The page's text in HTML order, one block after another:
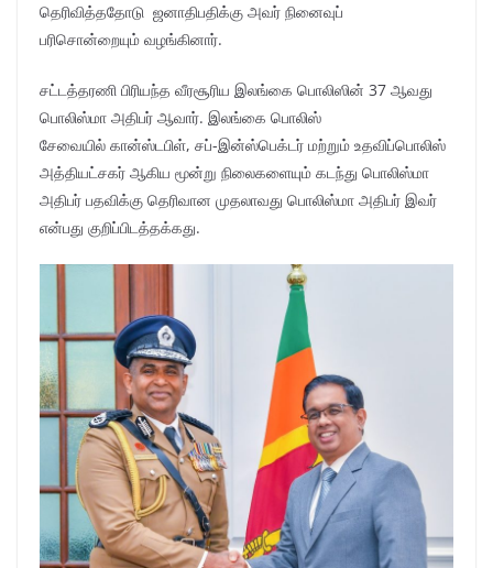
தெரிவித்ததோடு ஜனாதிபதிக்கு அவர் நினைவுப்
பரிசொன்றையும் வழங்கினார்.
சட்டத்தரணி பிரியந்த வீரசூரிய இலங்கை பொலிஸின் 37 ஆவது
பொலிஸ்மா அதிபர் ஆவார். இலங்கை பொலிஸ்
சேவையில் கான்ஸ்டபிள், சப்-இன்ஸ்பெக்டர் மற்றும் உதவிப்பொலிஸ்
அத்தியட்சகர் ஆகிய மூன்று நிலைகளையும் கடந்து பொலிஸ்மா
அதிபர் பதவிக்கு தெரிவான முதலாவது பொலிஸ்மா அதிபர் இவர்
என்பது குறிப்பிடத்தக்கது.